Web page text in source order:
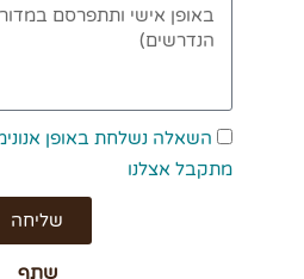
השאלה נשלחת באופן
מתקבל אצלנו
שליחה
שתף